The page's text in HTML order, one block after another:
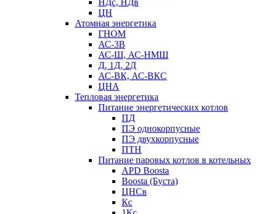
НДс, НДв
ЦН
Атомная энергетика
ГНОМ
АС-3В
АС-Ш, АС-НМШ
Д, 1Д, 2Д
АС-ВК, АС-ВКС
ЦНА
Тепловая энергетика
Питание энергетических котлов
ПД
ПЭ однокорпусные
ПЭ двухкорпусные
ПТН
Питание паровых котлов в котельных
APD Boosta
Boosta (Буста)
ЦНСв
Кс